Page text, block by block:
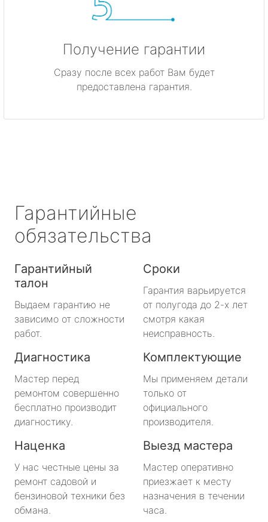
Получение гарантии
Сразу после всех работ Вам будет
предоставлена гарантия.
Гарантийные
обязательства
Гарантийный
талон
Выдаем гарантию не
зависимо от сложности
работ.
Сроки
Гарантия варьируется
от полугода до 2-х лет
смотря какая
неисправность.
Диагностика
Мастер перед
ремонтом совершенно
бесплатно производит
диагностику.
Комплектующие
Мы применяем детали
только от
официального
производителя.
Наценка
У нас честные цены за
ремонт садовой и
бензиновой техники без
обмана.
Выезд мастера
Мастер оперативно
приезжает к месту
назначения в течении
часа.